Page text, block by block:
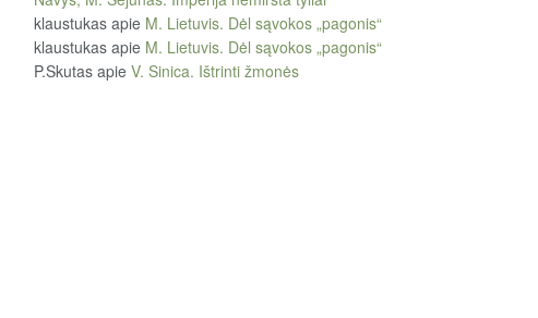
klaustukas apie M. Lietuvis. Dėl sąvokos „pagonis“
klaustukas apie M. Lietuvis. Dėl sąvokos „pagonis“
P.Skutas apie V. Sinica. Ištrinti žmonės